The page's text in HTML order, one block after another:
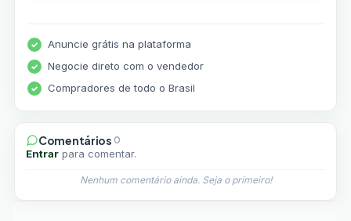
Anuncie grátis na plataforma
Negocie direto com o vendedor
Compradores de todo o Brasil
Comentários 0
Entrarpara comentar.
Nenhum comentário ainda. Seja o primeiro!